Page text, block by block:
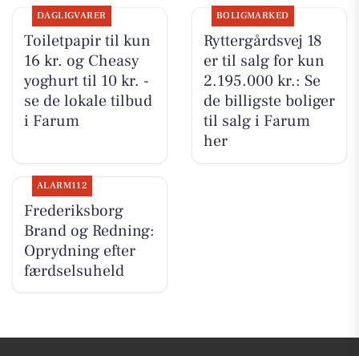
DAGLIGVARER
Toiletpapir til kun
16 kr. og Cheasy
yoghurt til 10 kr. -
se de lokale tilbud
i Farum
BOLIGMARKED
Ryttergårdsvej 18
er til salg for kun
2.195.000 kr.: Se
de billigste boliger
til salg i Farum
her
ALARM112
Frederiksborg
Brand og Redning:
Oprydning efter
færdselsuheld